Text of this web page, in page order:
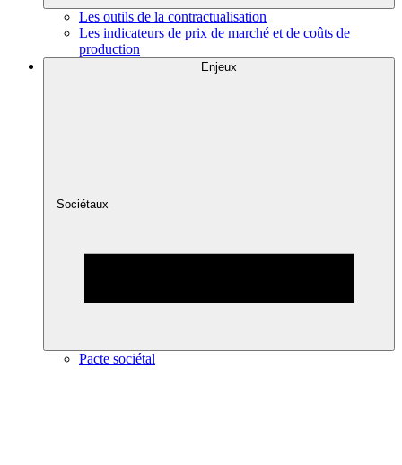
Les outils de la contractualisation
Les indicateurs de prix de marché et de coûts de
production
Enjeux
Sociétaux
Pacte sociétal